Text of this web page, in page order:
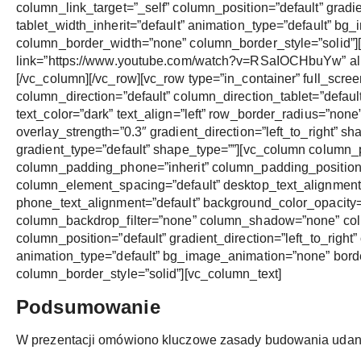
column_link_target=”_self” column_position=”default”
tablet_width_inherit=”default” animation_type=”default”
column_border_width=”none”
link=”https://www.youtube.com/watch?v=RSaIOCHbuYw”
[/vc_column][/vc_row][vc_row type=”in_container”
column_direction=”default”
text_color=”dark” text_align=”left”
overlay_strength=”0.3″ gradient_direction=”left_to_right”
gradient_type=”default” shape_type=””][vc_column
column_padding_phone=”inherit”
column_element_spacing=”default”
phone_text_alignment=”default”
column_backdrop_filter=”none” column_shadow=”none”
column_position=”default”
animation_type=”default” bg_image_animation=”none”
column_border_style=”solid”][vc_column_text]
Podsumowanie
W prezentacji omówiono kluczowe zasady budowania